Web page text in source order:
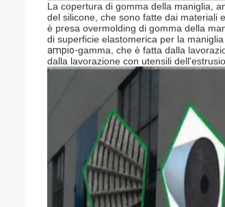
La copertura di gomma della maniglia,
del silicone, che sono fatte dai materiali
è presa overmolding di gomma della
di superficie elastomerica per la
ampio-gamma, che è fatta dalla
dalla lavorazione con utensili